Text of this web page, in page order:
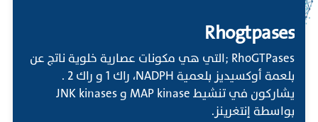
Rhogtpases
RhoGTPases ;التي هي مكونات عصارية خلوية ناتج عن
بلعمة أوكسيديز بلعمية NADPH، راك 1 و راك 2 .
يشاركون في تنشيط MAP kinase و JNK kinases
بواسطة إنتغرينز.